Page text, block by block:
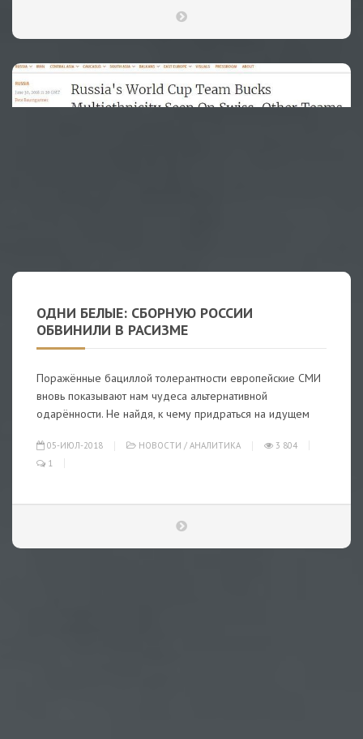
ОДНИ БЕЛЫЕ: СБОРНУЮ РОССИИ
ОБВИНИЛИ В РАСИЗМЕ
Поражённые бациллой толерантности европейские СМИ
вновь показывают нам чудеса альтернативной
одарённости. Не найдя, к чему придраться на идущем
05-ИЮЛ-2018 НОВОСТИ / АНАЛИТИКА
3 804
1